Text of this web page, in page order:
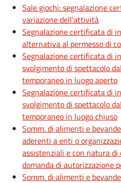
Sale giochi: segnalazione
variazione dell'attività
Segnalazione certificata di
alternativa al permesso di
Segnalazione certificata di
svolgimento di spettacolo
temporaneo in luogo aperto
Segnalazione certificata di
svolgimento di spettacolo
temporaneo in luogo chiuso
Somm. di alimenti e
aderenti a enti o
assistenziali e con natura
domanda di autorizzazione
Somm. di alimenti e